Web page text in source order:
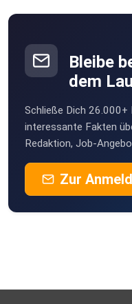
Bleibe
dem
Schließe Dich 26.000+
interessante Fakten
Redaktion, Job-
Zur